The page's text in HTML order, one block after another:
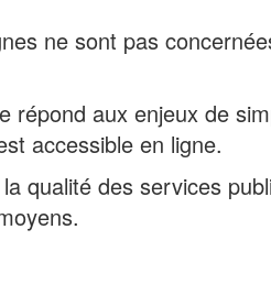
ne sont pas
répond aux enjeux de
accessible en ligne.
qualité des services